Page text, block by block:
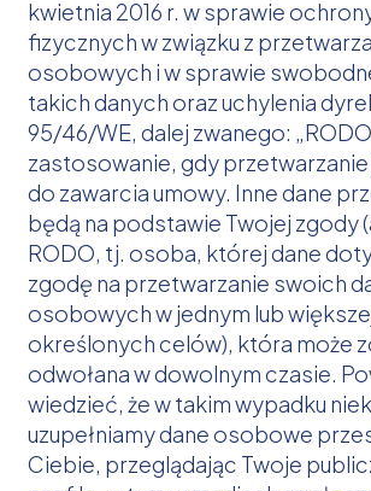
kwietnia 2016 r. w sprawie
fizycznych w związku z
osobowych i w sprawie
takich danych oraz uchylenia
95/46/WE, dalej zwanego:
zastosowanie, gdy
do zawarcia umowy. Inne dane
będą na podstawie Twojej zgody
RODO, tj. osoba, której dane
zgodę na przetwarzanie swoich
osobowych w jednym lub
określonych celów), która może
odwołana w dowolnym czasie.
wiedzieć, że w takim wypadku
uzupełniamy dane osobowe
Ciebie, przeglądając Twoje